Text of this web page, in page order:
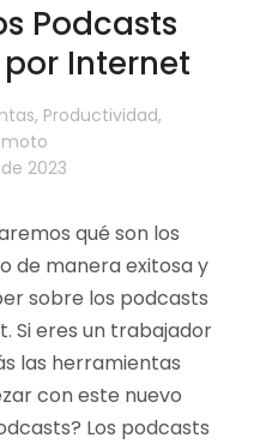
Podcasts
Internet
, Productividad,
2023
qué son los
de manera exitosa y
sobre los podcasts
Si eres un trabajador
las herramientas
con este nuevo
Los podcasts